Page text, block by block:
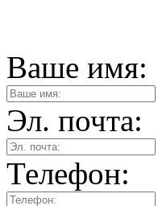
Ваше имя:
Эл. почта:
Телефон: